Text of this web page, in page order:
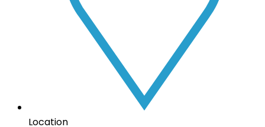
Location